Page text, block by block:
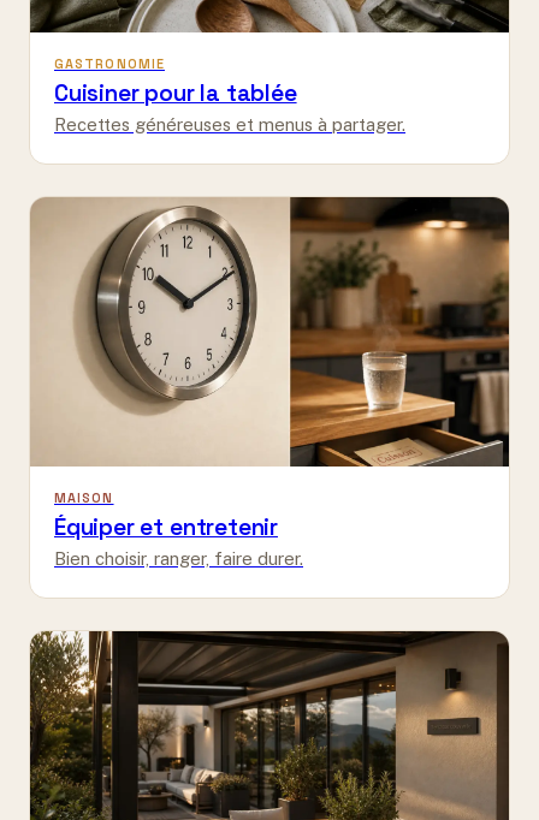
GASTRONOMIE
Cuisiner pour la tablée
Recettes généreuses et menus à partager.
MAISON
Équiper et entretenir
Bien choisir, ranger, faire durer.